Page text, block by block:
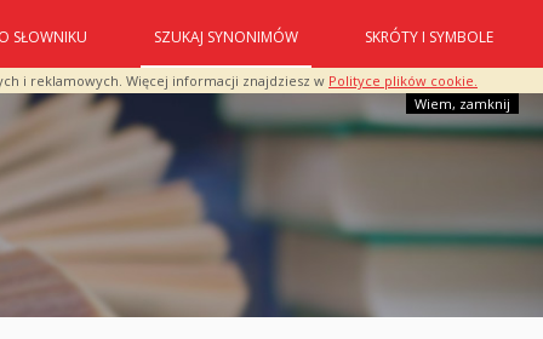
i reklamowych. Więcej informacji znajdziesz w Polityce plików cookie.
Wiem, zamknij
O SŁOWNIKU SZUKAJ SYNONIMÓW SKRÓTY I SYMBOLE